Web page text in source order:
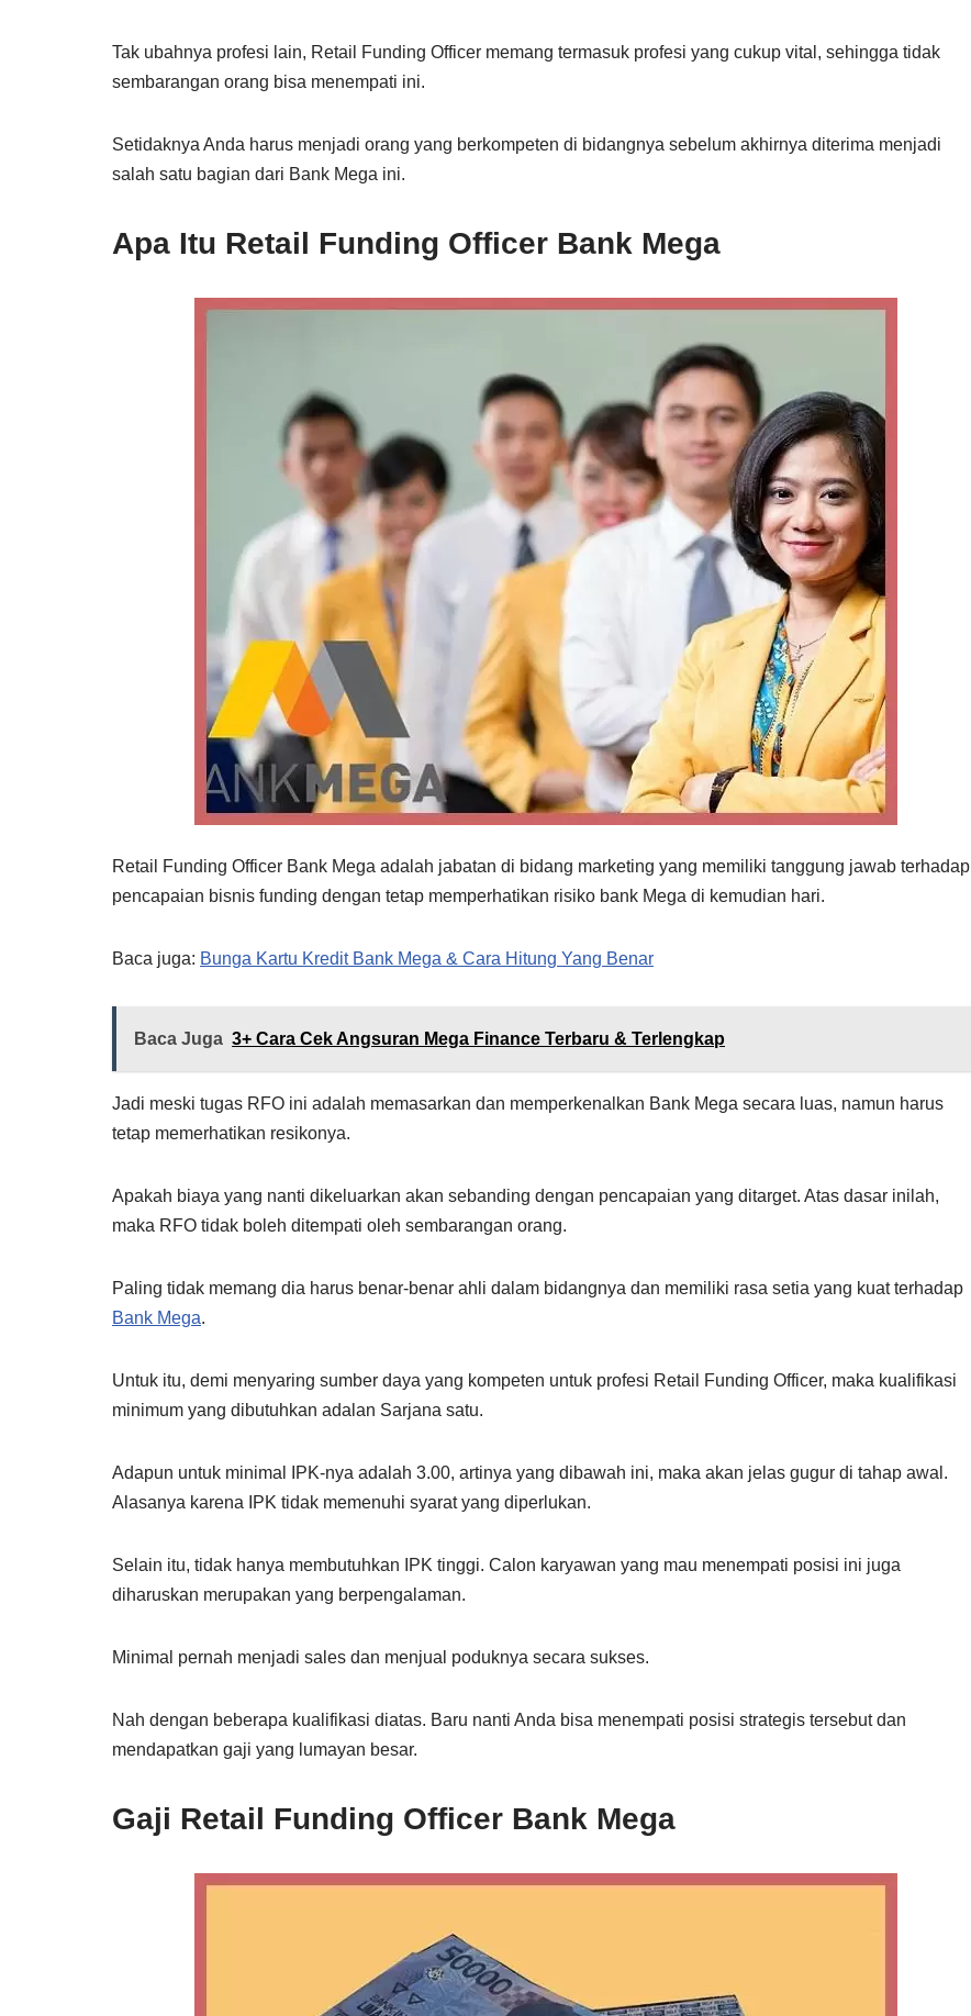
Tak ubahnya profesi lain, Retail Funding Officer memang termasuk profesi yang cukup vital, sehingga tidak
sembarangan orang bisa menempati ini.
Setidaknya Anda harus menjadi orang yang berkompeten di bidangnya sebelum akhirnya diterima menjadi
salah satu bagian dari Bank Mega ini.
Apa Itu Retail Funding Officer Bank Mega
Retail Funding Officer Bank Mega adalah jabatan di bidang marketing yang memiliki tanggung jawab terhadap
pencapaian bisnis funding dengan tetap memperhatikan risiko bank Mega di kemudian hari.
Baca juga: Bunga Kartu Kredit Bank Mega & Cara Hitung Yang Benar
Baca Juga 3+ Cara Cek Angsuran Mega Finance Terbaru & Terlengkap
Jadi meski tugas RFO ini adalah memasarkan dan memperkenalkan Bank Mega secara luas, namun harus
tetap memerhatikan resikonya.
Apakah biaya yang nanti dikeluarkan akan sebanding dengan pencapaian yang ditarget. Atas dasar inilah,
maka RFO tidak boleh ditempati oleh sembarangan orang.
Paling tidak memang dia harus benar-benar ahli dalam bidangnya dan memiliki rasa setia yang kuat terhadap
Bank Mega.
Untuk itu, demi menyaring sumber daya yang kompeten untuk profesi Retail Funding Officer, maka kualifikasi
minimum yang dibutuhkan adalan Sarjana satu.
Adapun untuk minimal IPK-nya adalah 3.00, artinya yang dibawah ini, maka akan jelas gugur di tahap awal.
Alasanya karena IPK tidak memenuhi syarat yang diperlukan.
Selain itu, tidak hanya membutuhkan IPK tinggi. Calon karyawan yang mau menempati posisi ini juga
diharuskan merupakan yang berpengalaman.
Minimal pernah menjadi sales dan menjual poduknya secara sukses.
Nah dengan beberapa kualifikasi diatas. Baru nanti Anda bisa menempati posisi strategis tersebut dan
mendapatkan gaji yang lumayan besar.
Gaji Retail Funding Officer Bank Mega